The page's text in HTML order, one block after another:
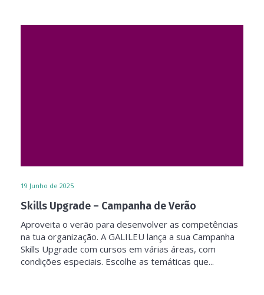
19 Junho de 2025
Skills Upgrade – Campanha de Verão
Aproveita o verão para desenvolver as competências
na tua organização. A GALILEU lança a sua Campanha
Skills Upgrade com cursos em várias áreas, com
condições especiais. Escolhe as temáticas que...